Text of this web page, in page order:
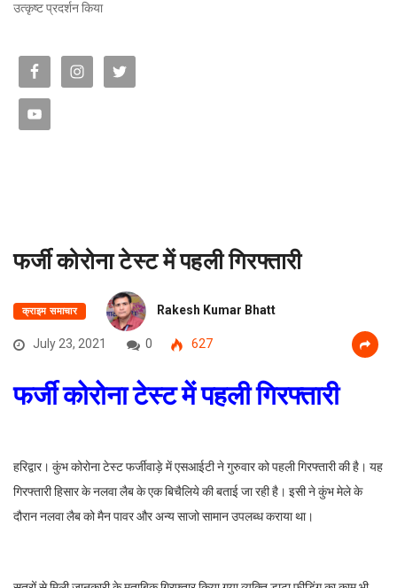
उत्कृष्ट प्रदर्शन किया
फर्जी कोरोना टेस्ट में पहली गिरफ्तारी
क्राइम समाचार Rakesh Kumar Bhatt
July 23, 2021 0 627
फर्जी कोरोना टेस्ट में पहली गिरफ्तारी
हरिद्वार। कुंभ कोरोना टेस्ट फर्जीवाड़े में एसआईटी ने गुरुवार को पहली गिरफ्तारी की है। यह
गिरफ्तारी हिसार के नलवा लैब के एक बिचैलिये की बताई जा रही है। इसी ने कुंभ मेले के
दौरान नलवा लैब को मैन पावर और अन्य साजो सामान उपलब्ध कराया था।